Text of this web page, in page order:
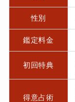
性別
鑑定料金
初回特典
得意占術